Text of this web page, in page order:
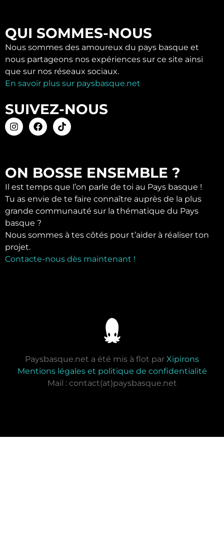
QUI SOMMES-NOUS
Nous sommes des amoureux du pays basque et
nous partageons nos expériences sur ce site ainsi
que sur nos réseaux sociaux.
En savoir plus sur paysbasque.net
SUIVEZ-NOUS
ON BOSSE ENSEMBLE ?
Il est temps que l’on parle de toi au Pays basque !
Tu as envie de te faire connaître auprès de la plus
grande communauté sur la thématique du Pays
basque ?
Nous sommes à tes côtés pour t’aider à réaliser ton
projet.
Contacte-nous dès maintenant !
Paysbasque.net a été mis à flot par Xipirons
Mentions légales et politique de confidentialité
Mail : contact(at)paysbasque.net